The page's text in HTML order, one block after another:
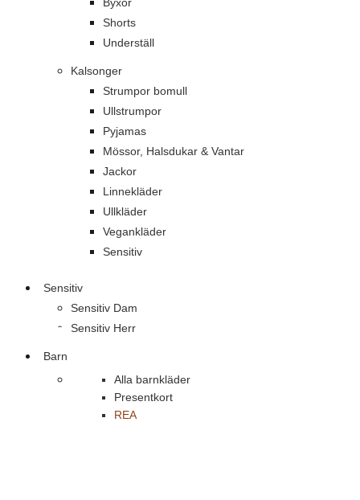
Shorts
Underställ
Kalsonger
Strumpor bomull
Ullstrumpor
Pyjamas
Mössor, Halsdukar & Vantar
Jackor
Linnekläder
Ullkläder
Vegankläder
Sensitiv
Sensitiv
Sensitiv Dam
Sensitiv Herr
Barn
Alla barnkläder
Presentkort
REA